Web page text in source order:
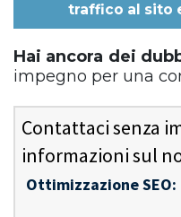
traffico al sito
Hai ancora dei
impegno per una
Contattaci senza
informazioni sul
Ottimizzazione SEO: